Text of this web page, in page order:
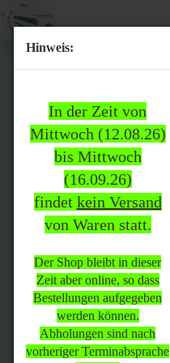
Hinweis:
In der Zeit von
Mittwoch (12.08.26)
bis Mittwoch
(16.09.26)
findet kein Versand
von Waren statt.
Der Shop bleibt in dieser
Zeit aber online, so dass
Bestellungen aufgegeben
werden können.
Abholungen sind nach
vorheriger Terminabsprache
Bitte
beachten:
In der Zeit von Mittwoch
(12.08.26) bis Mittwoch
(16.09.26)
statt.
Der Shop bleibt in dieser Zeit
aber online, so dass
Bestellungen aufgegeben
werden können.